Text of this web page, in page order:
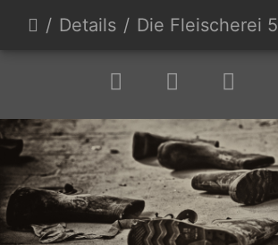
Details Die Fleischerei 5